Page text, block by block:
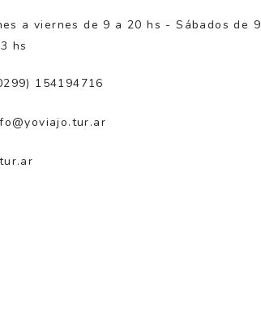
a viernes de 9 a 20 hs - Sábados de 9
hs
154194716